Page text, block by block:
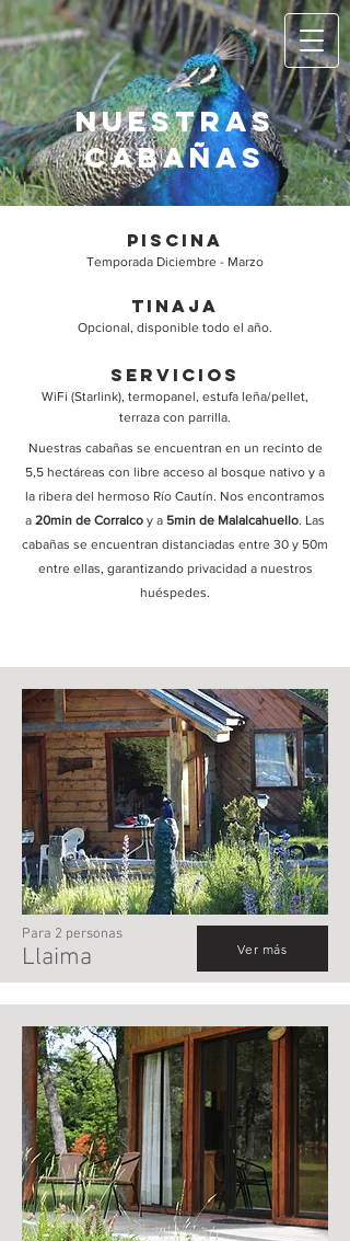
NUESTRAS
CABAÑAs
PISCINA
Temporada Diciembre - Marzo
TINAJA
Opcional, disponible todo el año.
SERVICIOS
WiFi (Starlink), termopanel, estufa leña/pellet,
terraza con parrilla.
Nuestras cabañas se encuentran en un recinto de
5,5 hectáreas con libre acceso al bosque nativo y a
la ribera del hermoso Río Cautín. Nos encontramos
a 20min de Corralco y a 5min de Malalcahuello. Las
cabañas se encuentran distanciadas entre 30 y 50m
entre ellas, garantizando privacidad a nuestros
huéspedes.
Para 2 personas
Llaima Ver más